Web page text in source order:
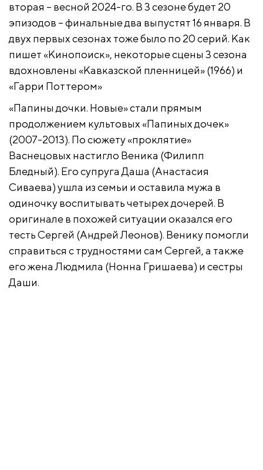
вторая – весной 2024-го. В 3 сезоне будет 20
эпизодов – финальные два выпустят 16 января. В
двух первых сезонах тоже было по 20 серий. Как
пишет «Кинопоиск», некоторые сцены 3 сезона
вдохновлены «Кавказской пленницей» (1966) и
«Гарри Поттером»
«Папины дочки. Новые» стали прямым
продолжением культовых «Папиных дочек»
(2007-2013). По сюжету «проклятие»
Васнецовых настигло Веника (Филипп
Бледный). Его супруга Даша (Анастасия
Сиваева) ушла из семьи и оставила мужа в
одиночку воспитывать четырех дочерей. В
оригинале в похожей ситуации оказался его
тесть Сергей (Андрей Леонов). Венику помогли
справиться с трудностями сам Сергей, а также
его жена Людмила (Нонна Гришаева) и сестры
Даши.